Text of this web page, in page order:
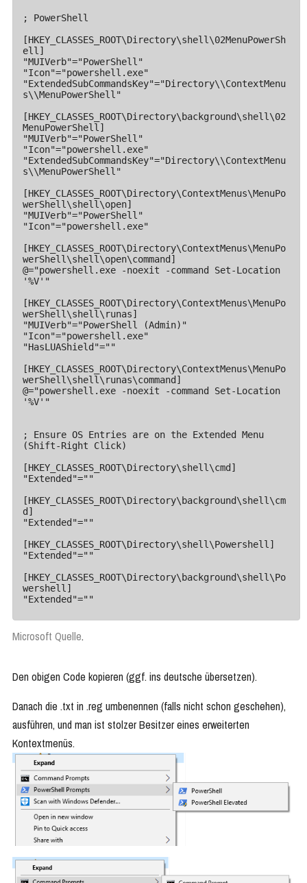
; PowerShell
[HKEY_CLASSES_ROOT\Directory\shell\02MenuPowerSh
ell]
"MUIVerb"="PowerShell"
"Icon"="powershell.exe"
"ExtendedSubCommandsKey"="Directory\\ContextMenu
s\\MenuPowerShell"
[HKEY_CLASSES_ROOT\Directory\background\shell\02
MenuPowerShell]
"MUIVerb"="PowerShell"
"Icon"="powershell.exe"
"ExtendedSubCommandsKey"="Directory\\ContextMenu
s\\MenuPowerShell"
[HKEY_CLASSES_ROOT\Directory\ContextMenus\MenuPo
werShell\shell\open]
"MUIVerb"="PowerShell"
"Icon"="powershell.exe"
[HKEY_CLASSES_ROOT\Directory\ContextMenus\MenuPo
werShell\shell\open\command]
@="powershell.exe -noexit -command Set-Location
'%V'"
[HKEY_CLASSES_ROOT\Directory\ContextMenus\MenuPo
werShell\shell\runas]
"MUIVerb"="PowerShell (Admin)"
"Icon"="powershell.exe"
"HasLUAShield"=""
[HKEY_CLASSES_ROOT\Directory\ContextMenus\MenuPo
werShell\shell\runas\command]
@="powershell.exe -noexit -command Set-Location
'%V'"
; Ensure OS Entries are on the Extended Menu
(Shift-Right Click)
[HKEY_CLASSES_ROOT\Directory\shell\cmd]
"Extended"=""
[HKEY_CLASSES_ROOT\Directory\background\shell\cm
d]
"Extended"=""
[HKEY_CLASSES_ROOT\Directory\shell\Powershell]
"Extended"=""
[HKEY_CLASSES_ROOT\Directory\background\shell\Po
wershell]
"Extended"=""
Microsoft Quelle.
Den obigen Code kopieren (ggf. ins deutsche übersetzen).
Danach die .txt in .reg umbenennen (falls nicht schon geschehen),
ausführen, und man ist stolzer Besitzer eines erweiterten
Kontextmenüs.